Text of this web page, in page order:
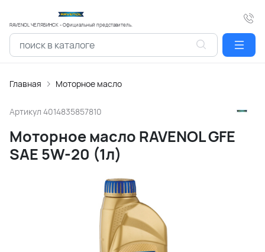
RAVENOL ЧЕЛЯБИНСК - Официальный представитель.
Главная Моторное масло
Артикул 4014835857810
Моторное масло RAVENOL GFE
SAE 5W-20 (1л)